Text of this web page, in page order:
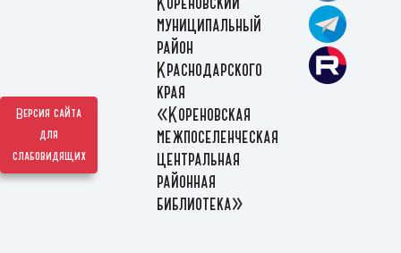
Версия сайта
для
слабовидящих
муниципальный
район
Краснодарского
края
«Кореновская
межпоселенческая
центральная
районная
библиотека»